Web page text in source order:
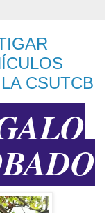
CSUTCB